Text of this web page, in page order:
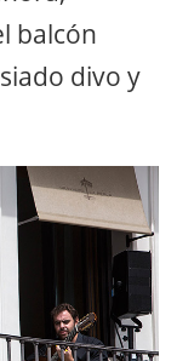
balcón
divo y